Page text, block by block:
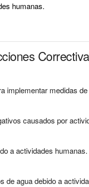
humanas.
implementar medidas
causados por
a actividades humanas.
de agua debido a